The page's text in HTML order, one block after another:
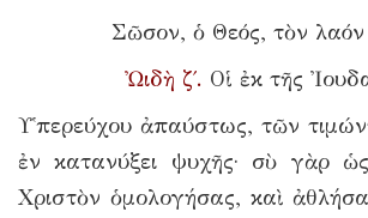
Σῶσον, ὁ Θεός, τὸν λαόν
Ὠιδὴ ζ΄. Οἱ ἐκ τῆς
Υ῾περεύχου ἀπαύστως, τῶν
ἐν κατανύξει ψυχῆς· σὺ γὰρ
Χριστὸν ὁμολογήσας, καὶ